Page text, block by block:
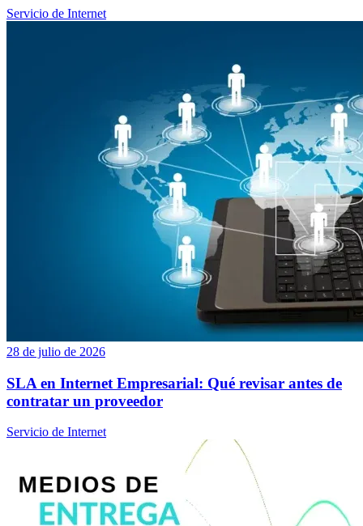
Servicio de Internet
28 de julio de 2026
SLA en Internet Empresarial: Qué revisar antes de
contratar un proveedor
Servicio de Internet